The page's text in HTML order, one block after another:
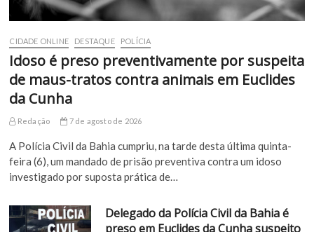
CIDADE ONLINE DESTAQUE POLÍCIA
Idoso é preso preventivamente por suspeita
de maus-tratos contra animais em Euclides
da Cunha
Redação 7 de agosto de 2026
A Polícia Civil da Bahia cumpriu, na tarde desta última quinta-
feira (6), um mandado de prisão preventiva contra um idoso
investigado por suposta prática de…
Delegado da Polícia Civil da Bahia é
preso em Euclides da Cunha suspeito